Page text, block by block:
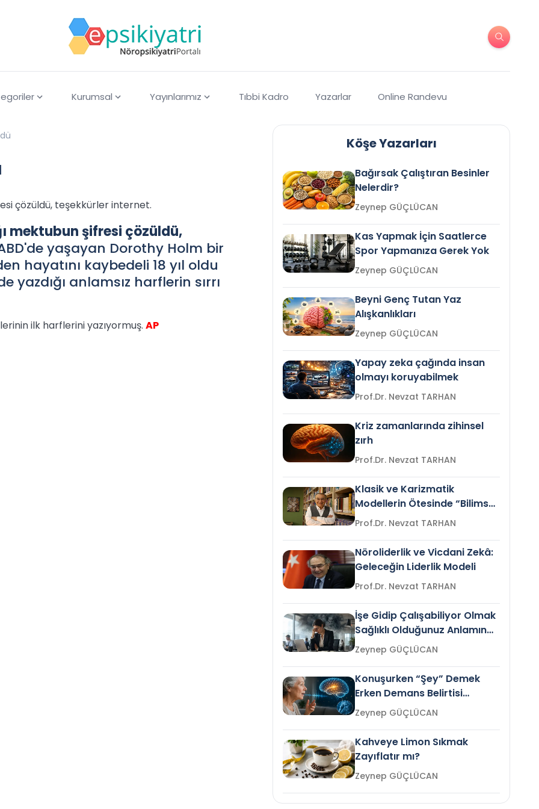
Kurumsal Yayınlarımız Tıbbi Kadro Yazarlar Online Randevu
çözüldü, teşekkürler internet.
mektubun şifresi çözüldü,
yaşayan Dorothy Holm bir
hayatını kaybedeli 18 yıl oldu
anlamsız harflerin sırrı
ilk harflerini yazıyormuş. AP
Köşe Yazarları
Bağırsak Çalıştıran Besinler
Nelerdir?
Zeynep GÜÇLÜCAN
Kas Yapmak İçin Saatlerce
Spor Yapmanıza Gerek Yok
Zeynep GÜÇLÜCAN
Beyni Genç Tutan Yaz
Alışkanlıkları
Zeynep GÜÇLÜCAN
Yapay zeka çağında insan
olmayı koruyabilmek
Prof.Dr. Nevzat TARHAN
Kriz zamanlarında zihinsel
zırh
Prof.Dr. Nevzat TARHAN
Klasik ve Karizmatik
Modellerin Ötesinde “Bilimsel
Liderlik”
Prof.Dr. Nevzat TARHAN
Nöroliderlik ve Vicdani Zekâ:
Geleceğin Liderlik Modeli
Prof.Dr. Nevzat TARHAN
İşe Gidip Çalışabiliyor Olmak
Sağlıklı Olduğunuz Anlamına
Gelir mi?Zeynep GÜÇLÜCAN
Konuşurken “Şey” Demek
Erken Demans Belirtisi
Olabilir mi?Zeynep GÜÇLÜCAN
Kahveye Limon Sıkmak
Zayıflatır mı?
Zeynep GÜÇLÜCAN